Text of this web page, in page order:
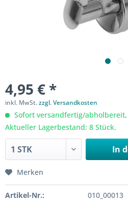
4,95 € *
inkl. MwSt.zzgl. Versandkosten
Sofort versandfertig/
Aktueller Lagerbestand: 8 Stück.
In
Merken
Artikel-Nr.:
010_00013